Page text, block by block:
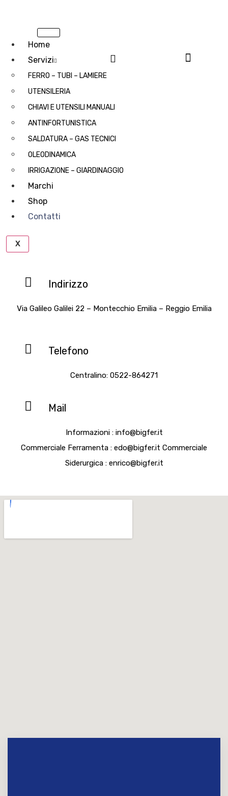
Home
Servizi
FERRO – TUBI – LAMIERE
UTENSILERIA
CHIAVI E UTENSILI MANUALI
ANTINFORTUNISTICA
SALDATURA – GAS TECNICI
OLEODINAMICA
IRRIGAZIONE – GIARDINAGGIO
Marchi
Shop
Contatti
X
Indirizzo
Via Galileo Galilei 22 – Montecchio Emilia – Reggio Emilia
Telefono
Centralino: 0522-864271
Mail
Informazioni : info@bigfer.it
Commerciale Ferramenta : edo@bigfer.it Commerciale
Siderurgica : enrico@bigfer.it